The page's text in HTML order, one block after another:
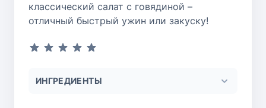
классический салат с говядиной –
отличный быстрый ужин или закуску!
ИНГРЕДИЕНТЫ